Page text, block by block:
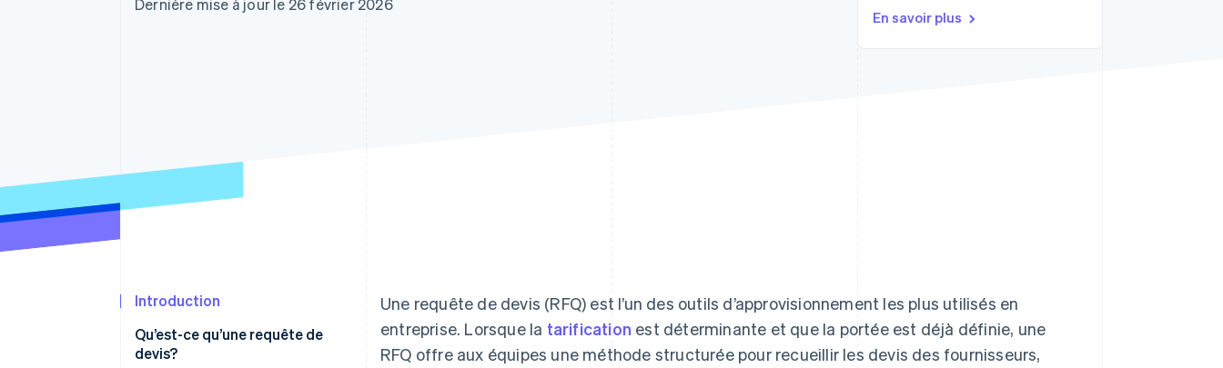
Optimisation des acceptations
Dernière mise à jour le 26 février 2026
En savoir plus
Introduction
Qu’est-ce qu’une requête de
devis?
Une requête de devis (RFQ) est l’un des outils d’approvisionnement les plus utilisés en
entreprise. Lorsque la tarification est déterminante et que la portée est déjà définie, une
RFQ offre aux équipes une méthode structurée pour recueillir les devis des fournisseurs,